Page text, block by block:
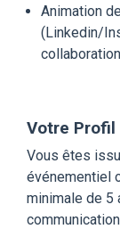
Animation
(Linkedin/
Votre Profil
Vous êtes
événementiel
minimale de 5